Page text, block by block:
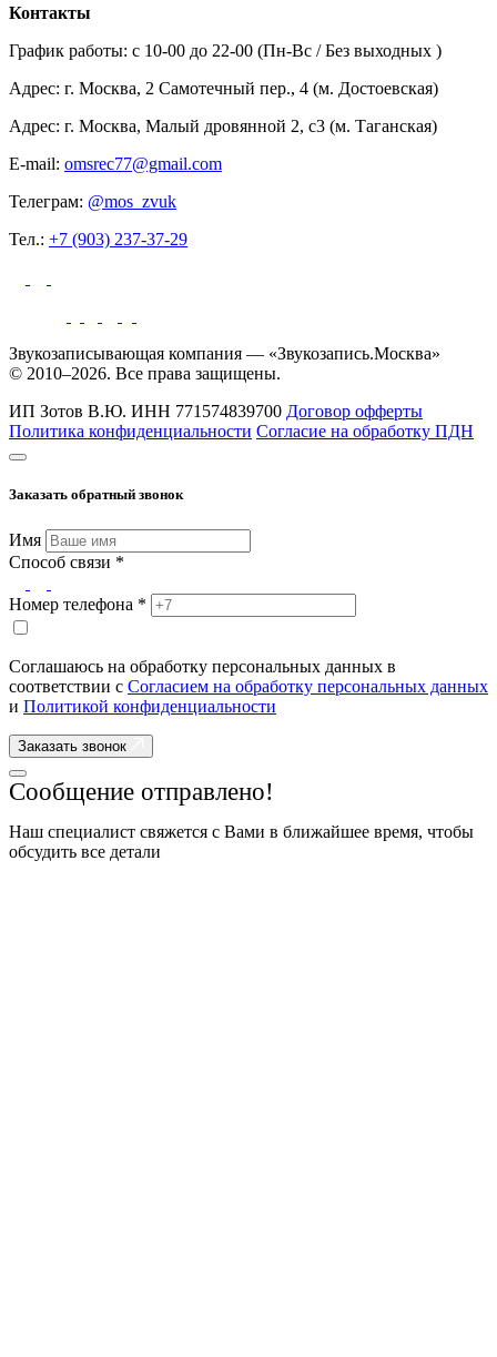
Контакты
График работы: c 10-00 до 22-00 (Пн-Вс / Без выходных )
Адрес: г. Москва, 2 Самотечный пер., 4 (м. Достоевская)
Адрес: г. Москва, Малый дровянной 2, с3 (м. Таганская)
E-mail: omsrec77@gmail.com
Телеграм: @mos_zvuk
Тел.: +7 (903) 237-37-29
Звукозаписывающая компания — «Звукозапись.Москва»
© 2010–2026. Все права защищены.
ИП Зотов В.Ю. ИНН 771574839700 Договор офферты
Политика конфиденциальности Согласие на обработку ПДН
Заказать обратный звонок
Имя
Способ связи *
Номер телефона *
Соглашаюсь на обработку персональных данных в
соответствии с Согласием на обработку персональных данных
и Политикой конфиденциальности
Заказать звонок
Сообщение отправлено!
Наш специалист свяжется с Вами в ближайшее время, чтобы
обсудить все детали